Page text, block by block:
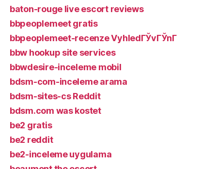
baton-rouge live escort reviews
bbpeoplemeet gratis
bbpeoplemeet-recenze VyhledГЎvГЎnГ­
bbw hookup site services
bbwdesire-inceleme mobil
bdsm-com-inceleme arama
bdsm-sites-cs Reddit
bdsm.com was kostet
be2 gratis
be2 reddit
be2-inceleme uygulama